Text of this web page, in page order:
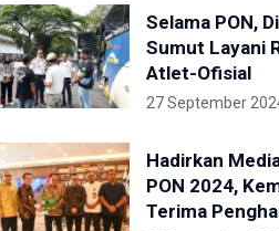
Selama PON,
Sumut Layani
Atlet-Ofisial
27 September
Hadirkan
PON 2024,
Terima